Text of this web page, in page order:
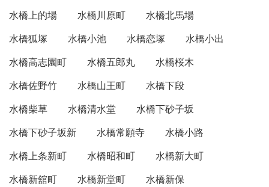
水橋上的場
水橋川原町
水橋北馬場
水橋狐塚
水橋小池 水橋恋塚
水橋小出
水橋高志園町
水橋五郎丸
水橋桜木
水橋佐野竹
水橋山王町
水橋下段
水橋柴草
水橋清水堂
水橋下砂子坂
水橋下砂子坂新
水橋常願寺
水橋小路
水橋上条新町
水橋昭和町
水橋新大町
水橋新舘町
水橋新堂町
水橋新保